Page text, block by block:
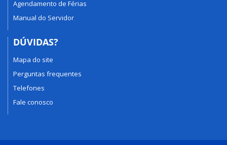
Agendamento de Férias
Manual do Servidor
DÚVIDAS?
Mapa do site
Perguntas frequentes
Telefones
Fale conosco